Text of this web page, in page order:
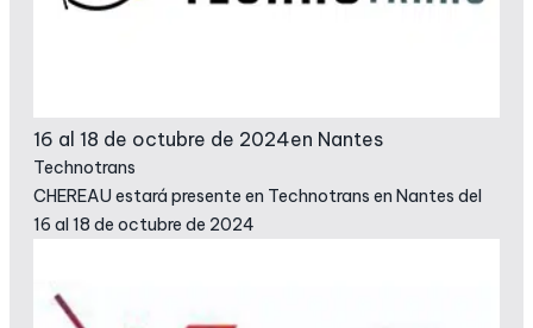
16 al 18 de octubre de 2024en Nantes
Technotrans
CHEREAU estará presente en Technotrans en Nantes del
16 al 18 de octubre de 2024